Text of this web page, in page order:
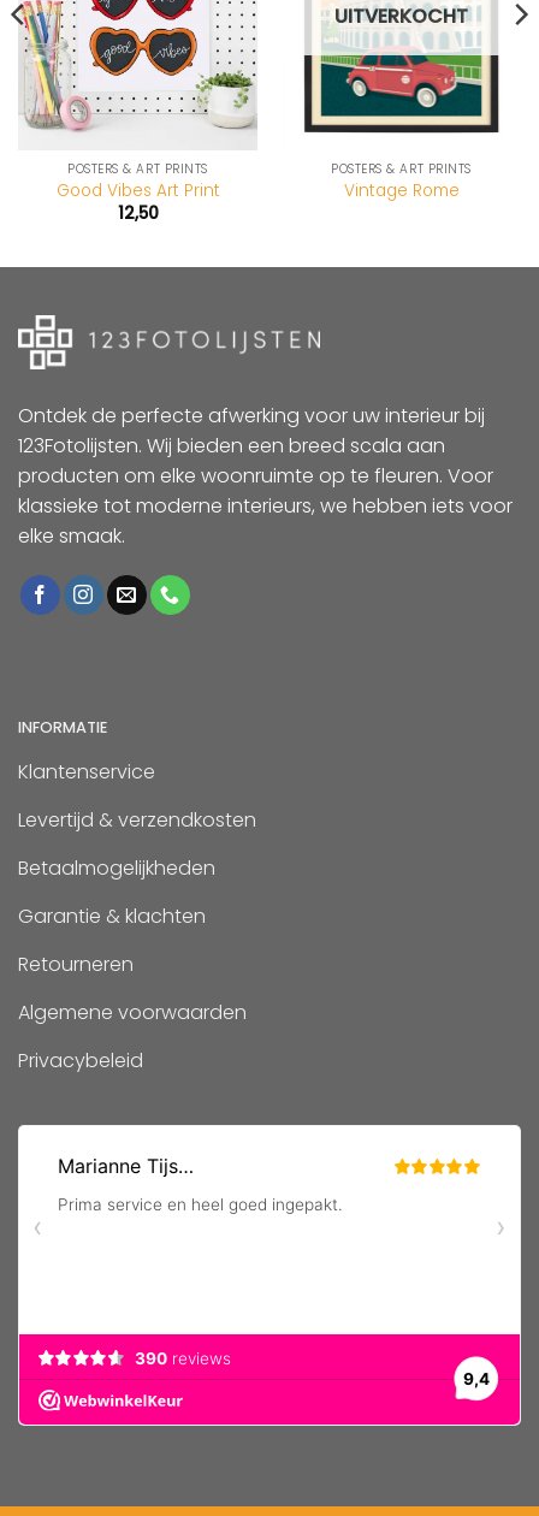
POSTERS & ART PRINTS
Good Vibes Art Print
12,50
UITVERKOCHT
POSTERS & ART PRINTS
Vintage Rome
Ontdek de perfecte afwerking voor uw interieur bij
123Fotolijsten. Wij bieden een breed scala aan
producten om elke woonruimte op te fleuren. Voor
klassieke tot moderne interieurs, we hebben iets voor
elke smaak.
INFORMATIE
Klantenservice
Levertijd & verzendkosten
Betaalmogelijkheden
Garantie & klachten
Retourneren
Algemene voorwaarden
Privacybeleid